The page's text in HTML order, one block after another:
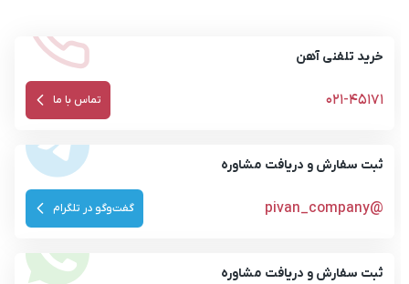
خرید تلفنی آهن
021-45171 تماس با ما
ثبت سفارش و دریافت مشاوره
@pivan_company گفت‌وگو در تلگرام
ثبت سفارش و دریافت مشاوره